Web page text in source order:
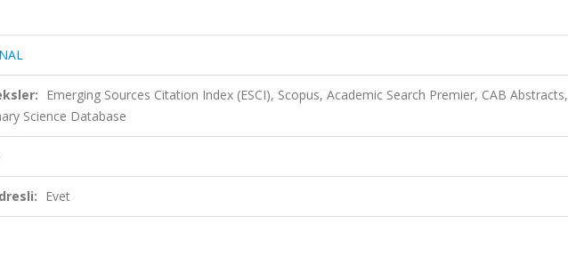
Emerging Sources Citation Index (ESCI), Scopus, Academic Search Premier, CAB Abstracts,
Science Database
Evet